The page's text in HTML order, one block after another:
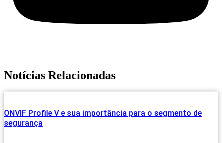
Notícias Relacionadas
ONVIF Profile V e sua importância para o segmento de
segurança